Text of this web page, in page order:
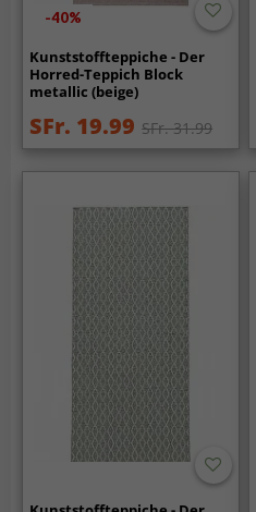
-40%
Kunststoffteppiche - Der
Horred-Teppich Block
metallic (beige)
SFr. 19.99 SFr. 31.99